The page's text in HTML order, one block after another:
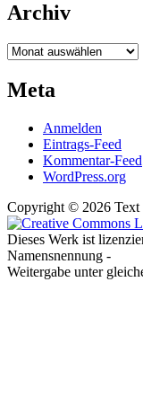
Archiv
Archiv
Meta
Anmelden
Eintrags-Feed
Kommentar-Feed
WordPress.org
Copyright © 2026
Dieses Werk ist
Namensnennung -
Weitergabe unter